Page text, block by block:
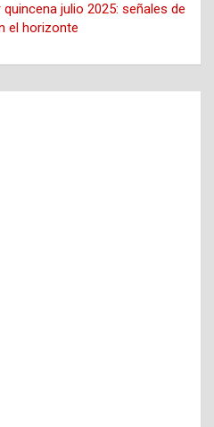
julio 2025: señales de
el horizonte